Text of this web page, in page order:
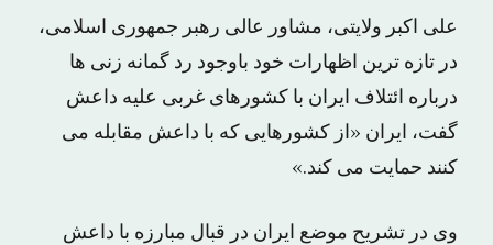
علی اکبر ولایتی، مشاور عالی رهبر جمهوری اسلامی،
در تازه ترین اظهارات خود باوجود رد گمانه زنی ها
درباره ائتلاف ایران با کشورهای غربی علیه داعش
گفت، ایران «از کشورهایی که با داعش مقابله می
کنند حمایت می کند.»
وی در تشریح موضع ایران در قبال مبارزه با داعش